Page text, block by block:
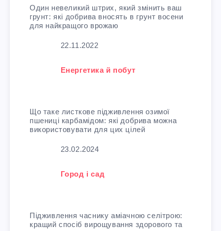
Один невеликий штрих, який змінить ваш
грунт: які добрива вносять в грунт восени
для найкращого врожаю
22.11.2022
У зв'язку з тим, що
Енергетика й побут
Що таке листкове підживлення озимої
пшениці карбамідом: які добрива можна
використовувати для цих цілей
23.02.2024
У зв'язку з тим, що
Город і сад
Підживлення часнику аміачною селітрою:
кращий спосіб вирощування здорового та